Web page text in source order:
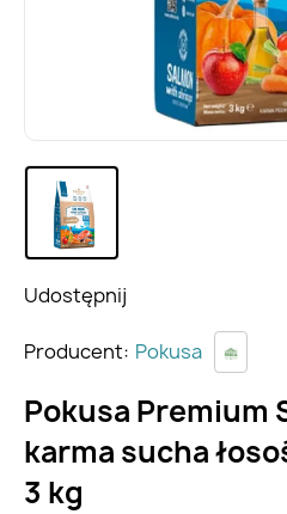
Pokusa Premium
karma sucha
3 kg
Producent: Pokusa
Udostępnij